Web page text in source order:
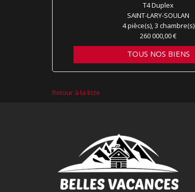
T4 Duplex
SAINT-LARY-SOULAN
4 pièce(s), 3 chambre(s)
260 000,00 €
TOUS NOS BIENS
Retour à la liste